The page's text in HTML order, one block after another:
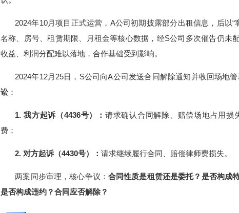
2024年10月项目正式运营，A公司初期披露部分出租信息，后以“
名称、房号、租赁期限、月租金等核心数据，经S公司多次催告仍未
收益、利润分配难以落地，合作基础受到影响。
2024年12月25日，S公司向A公司发送合同解除通知并收回场地
讼：
1. 我方起诉（4436号）： 请求确认合同解除、赔偿场地占用损
费；
2. 对方起诉（4430号）：请求继续履行合同、赔偿律师费损失。
两案同步审理，核心争议： 合同性质是租赁还是委托？是否构成
是否构成违约？合同应否解除？